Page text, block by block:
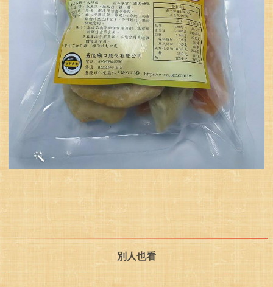
別人也看